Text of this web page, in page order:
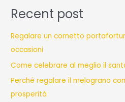
Recent post
Regalare un cornetto
occasioni
Come celebrare al meglio il
Perché regalare il melograno
prosperità